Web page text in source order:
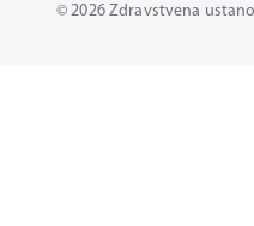
© 2026 Zdravstvena